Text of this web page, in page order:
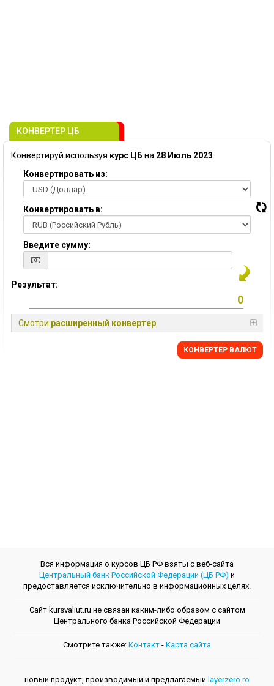
КОНВЕРТЕР ЦБ
Конвертируй используя курс ЦБ на 28 Июль 2023:
Конвертировать из:
Конвертировать в:
Введите сумму:
Результат:
Смотри расширенный конвертер
КОНВЕРТЕР ВАЛЮТ
Вся информация о курсов ЦБ РФ взяты с веб-сайта
Центральный банк Российской Федерации (ЦБ РФ) и
предоставляется исключительно в информационных целях.
Сайт kursvaliut.ru не связан каким-либо образом с сайтом
Центрального банкa Российской Федерации
Смотрите также: Контакт - Kарта сайта
новый продукт, производимый и предлагаемый layerzero.ro